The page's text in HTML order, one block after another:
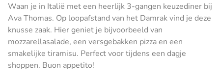
Waan je in Italië met een heerlijk 3-gangen keuzediner bij
Ava Thomas. Op loopafstand van het Damrak vind je deze
knusse zaak. Hier geniet je bijvoorbeeld van
mozzarellasalade, een versgebakken pizza en een
smakelijke tiramisu. Perfect voor tijdens een dagje
shoppen. Buon appetito!